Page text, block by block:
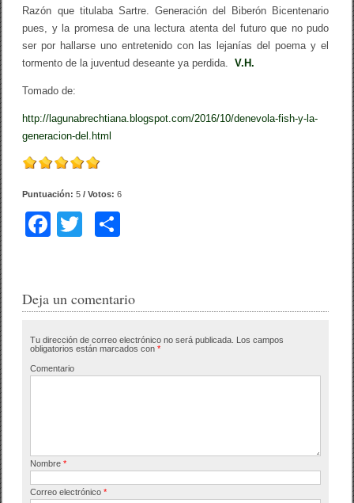
Razón que titulaba Sartre. Generación del Biberón Bicentenario
pues, y la promesa de una lectura atenta del futuro que no pudo
ser por hallarse uno entretenido con las lejanías del poema y el
tormento de la juventud deseante ya perdida.
V.H.
Tomado de:
http://lagunabrechtiana.blogspot.com/2016/10/denevola-fish-y-la-
generacion-del.html
Puntuación:5 / Votos:6
F
e
o
o
er p
tir
Deja un comentario
Tu dirección de correo electrónico no será publicada. Los campos
obligatorios están marcados con*
Comentario
Nombre*
Correo electrónico*